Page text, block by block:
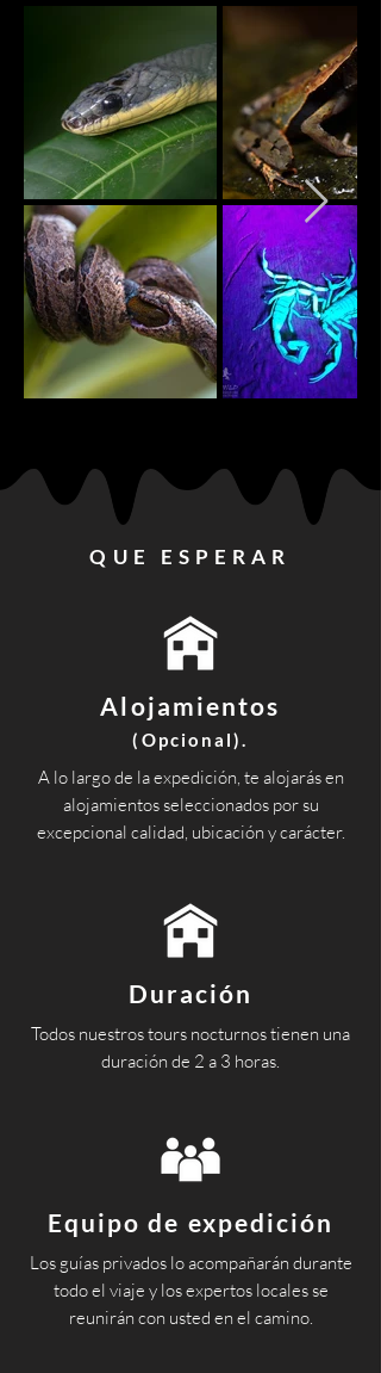
QUE ESPERAR
Alojamientos
(Opcional).
A lo largo de la expedición, te alojarás en
alojamientos seleccionados por su
excepcional calidad, ubicación y carácter.
Duración
Todos nuestros tours nocturnos tienen una
duración de 2 a 3 horas.
Equipo de expedición
Los guías privados lo acompañarán durante
todo el viaje y los expertos locales se
reunirán con usted en el camino.